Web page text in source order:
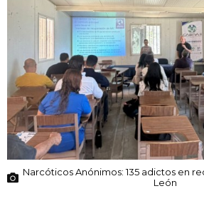
Narcóticos Anónimos: 135 adictos en
León